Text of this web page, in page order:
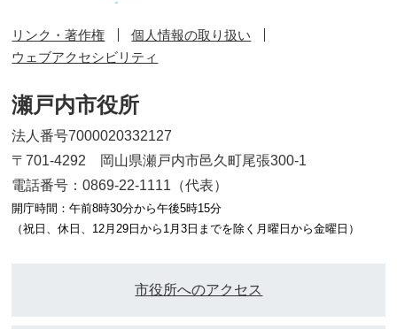
リンク・著作権
個人情報の取り扱い
ウェブアクセシビリティ
瀬戸内市役所
法人番号7000020332127
〒701-4292 岡山県瀬戸内市邑久町尾張300-1
電話番号：0869-22-1111（代表）
開庁時間：午前8時30分から午後5時15分
（祝日、休日、12月29日から1月3日までを除く月曜日から金曜日）
市役所へのアクセス